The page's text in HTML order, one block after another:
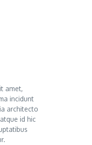
amet,
incidunt
architecto
id hic